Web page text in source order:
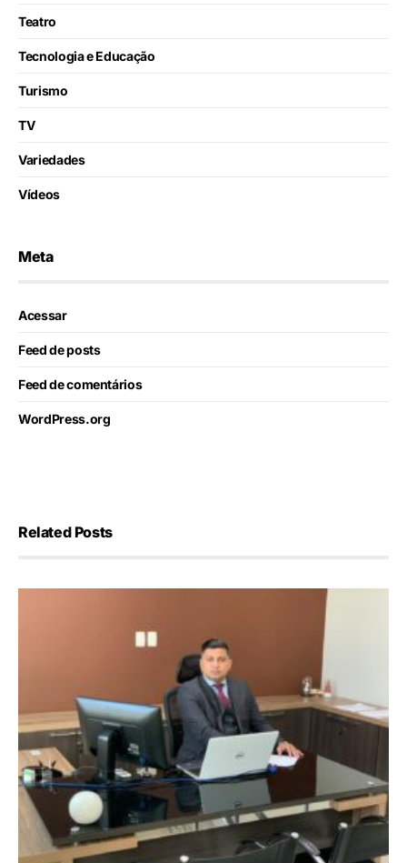
Teatro
Tecnologia e Educação
Turismo
TV
Variedades
Vídeos
Meta
Acessar
Feed de posts
Feed de comentários
WordPress.org
Related Posts